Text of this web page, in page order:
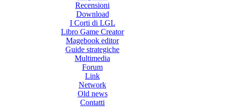
Recensioni
Download
I Corti di LGL
Libro Game Creator
Magebook editor
Guide strategiche
Multimedia
Forum
Link
Network
Old news
Contatti